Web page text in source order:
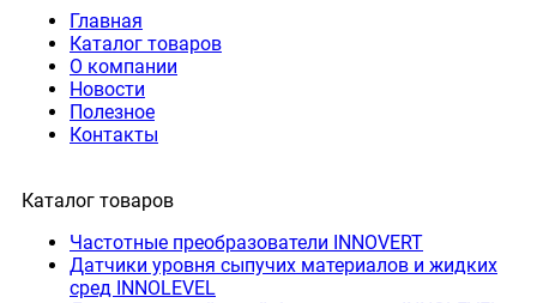
Главная
Каталог товаров
О компании
Новости
Полезное
Контакты
Каталог товаров
Частотные преобразователи INNOVERT
Датчики уровня сыпучих материалов и жидких
сред INNOLEVEL